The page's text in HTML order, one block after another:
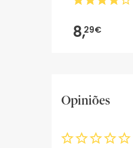
8,29€
Opiniões